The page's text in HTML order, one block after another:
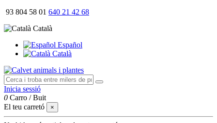
93 804 58 01 640 21 42 68
Català
Español
Català
Inicia sessió
0 Carro /Buit
El teu carretó
×